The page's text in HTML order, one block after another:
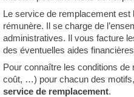
Le service de remplacement est
rémunère. Il se charge de
administratives. Il vous facture
des éventuelles aides
Pour connaître les conditions
coût, …) pour chacun des
service de remplacement.